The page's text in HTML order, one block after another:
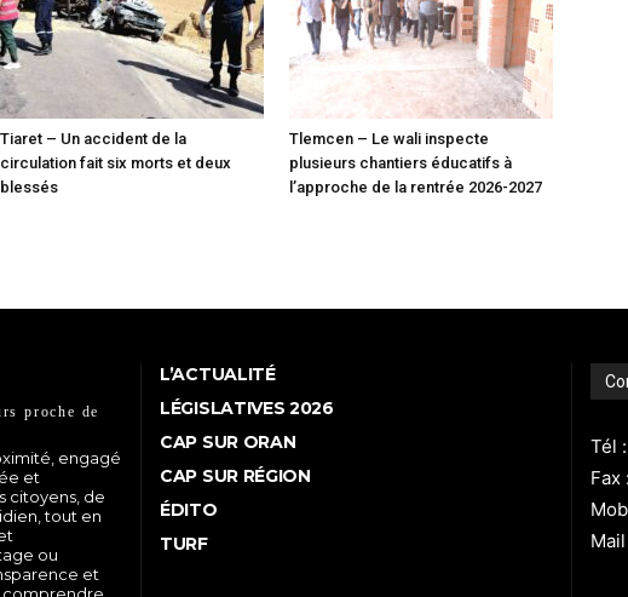
Tiaret – Un accident de la
circulation fait six morts et deux
blessés
Tlemcen – Le wali inspecte
plusieurs chantiers éducatifs à
l’approche de la rentrée 2026-2027
proche de
engagé
et
citoyens, de
tout en
ou
et
L’ACTUALITÉ
LÉGISLATIVES 2026
CAP SUR ORAN
CAP SUR RÉGION
ÉDITO
TURF
Tél
Fax